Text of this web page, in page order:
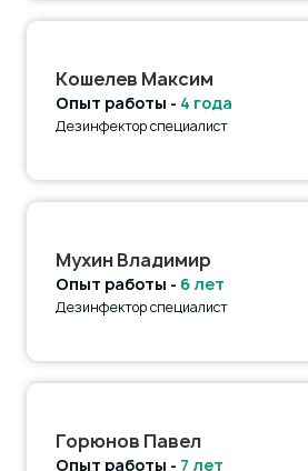
Кошелев Максим
Опыт работы - 4 года
Дезинфектор специалист
Мухин Владимир
Опыт работы - 6 лет
Дезинфектор специалист
Горюнов Павел
Опыт работы - 7 лет